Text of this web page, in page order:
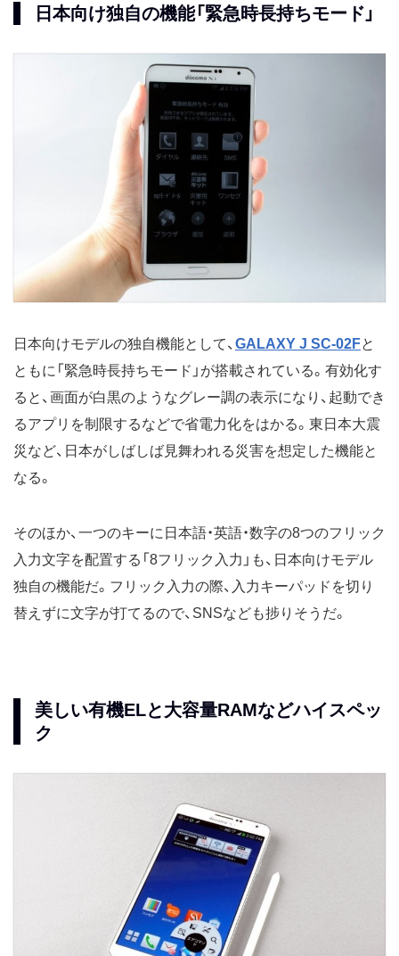
日本向け独自の機能「緊急時長持ちモード」
日本向けモデルの独自機能として、 GALAXY J SC-02Fと
ともに「緊急時長持ちモード」が搭載されている。有効化す
ると、画面が白黒のようなグレー調の表示になり、起動でき
るアプリを制限するなどで省電力化をはかる。東日本大震
災など、日本がしばしば見舞われる災害を想定した機能と
なる。
そのほか、一つのキーに日本語・英語・数字の8つのフリック
入力文字を配置する「8フリック入力」も、日本向けモデル
独自の機能だ。フリック入力の際、入力キーパッドを切り
替えずに文字が打てるので、SNSなども捗りそうだ。
美しい有機ELと大容量RAMなどハイスペッ
ク